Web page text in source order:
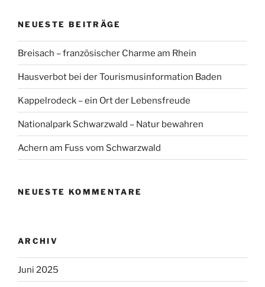
NEUESTE BEITRÄGE
Breisach – französischer Charme am Rhein
Hausverbot bei der Tourismusinformation Baden
Kappelrodeck – ein Ort der Lebensfreude
Nationalpark Schwarzwald – Natur bewahren
Achern am Fuss vom Schwarzwald
NEUESTE KOMMENTARE
ARCHIV
Juni 2025